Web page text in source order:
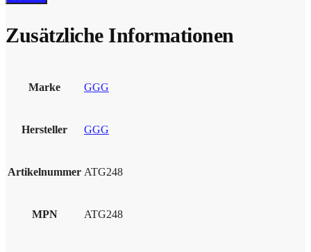
Zusätzliche Informationen
Marke GGG
Hersteller GGG
Artikelnummer ATG248
MPN ATG248